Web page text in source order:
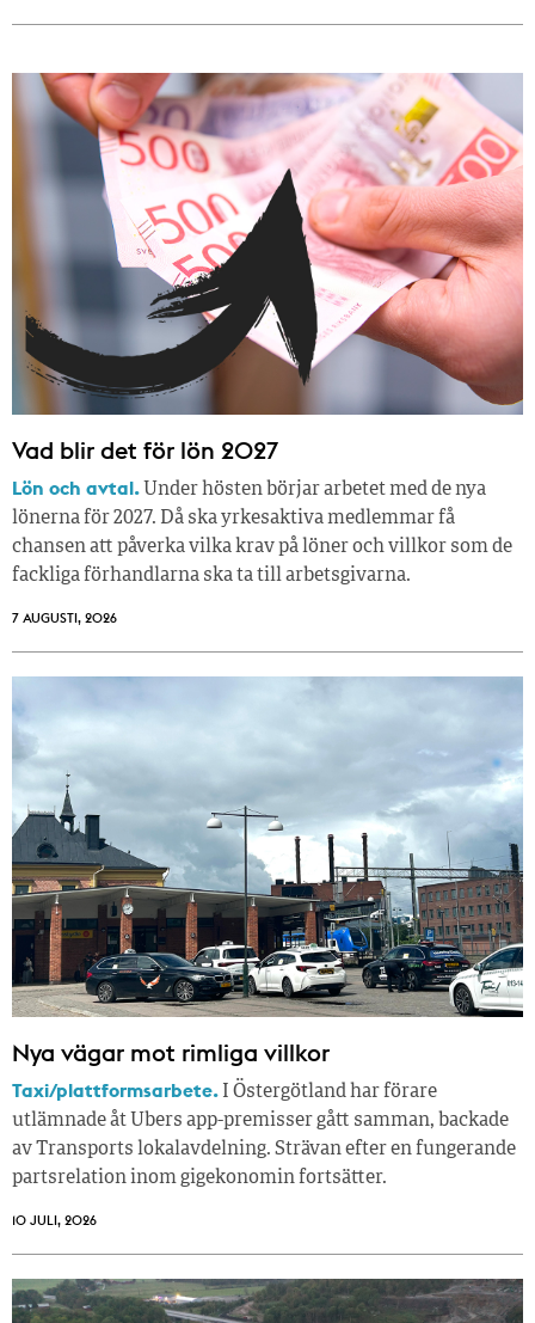
Vad blir det för lön 2027
Lön och avtal. Under hösten börjar arbetet med de nya
lönerna för 2027. Då ska yrkesaktiva medlemmar få
chansen att påverka vilka krav på löner och villkor som de
fackliga förhandlarna ska ta till arbetsgivarna.
7 AUGUSTI, 2026
Nya vägar mot rimliga villkor
Taxi/plattformsarbete. I Östergötland har förare
utlämnade åt Ubers app-premisser gått samman, backade
av Transports lokalavdelning. Strävan efter en fungerande
partsrelation inom gigekonomin fortsätter.
10 JULI, 2026